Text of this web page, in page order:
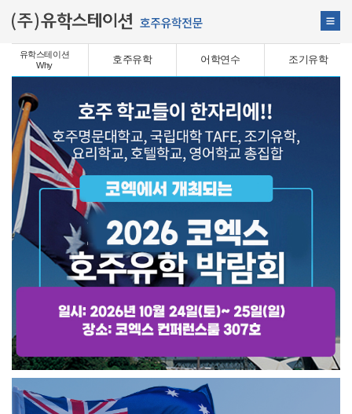
유학스테이션
Why
호주유학 어학연수 조기유학
대학/컬리지
커뮤니티